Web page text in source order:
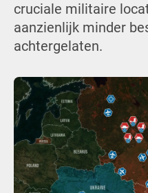
cruciale militaire
aanzienlijk minder
achtergelaten.